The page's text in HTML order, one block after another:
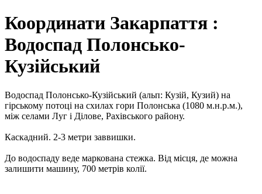
Координати Закарпаття :
Водоспад Полонсько-
Кузійський
Водоспад Полонсько-Кузійський (альп: Кузій, Кузий) на
гірському потоці на схилах гори Полонська (1080 м.н.р.м.),
між селами Луг і Ділове, Рахівського району.
Каскадний. 2-3 метри заввишки.
До водоспаду веде маркована стежка. Від місця, де можна
залишити машину, 700 метрів колії.